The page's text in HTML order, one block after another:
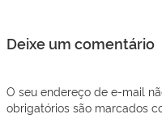
Deixe um comentário
O seu endereço de e-mail
obrigatórios são marcados